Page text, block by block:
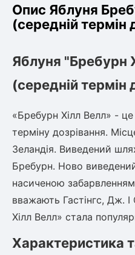
троянди)
Опис Яблуня
(середній термін
Яблуня "Бребурн
(середній термін
«Бребурн Хілл Велл» -
терміну дозрівання.
Зеландія. Виведений
Бребурн. Ново
насиченою
вважають Гастінгс, Дж.
Хілл Велл» стала
Характеристика